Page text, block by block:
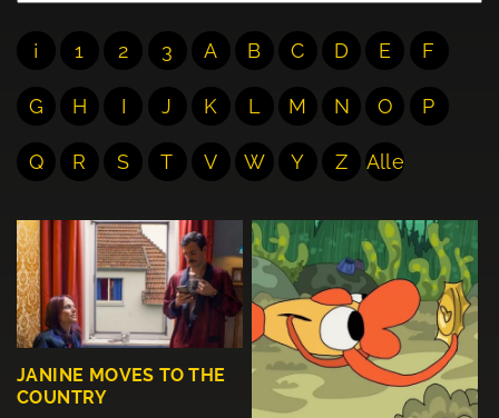
¡ 1 2 3 A B C D E F
G H I J K L M N O P
Q R S T V W Y Z Alle
JANINE MOVES TO THE
COUNTRY